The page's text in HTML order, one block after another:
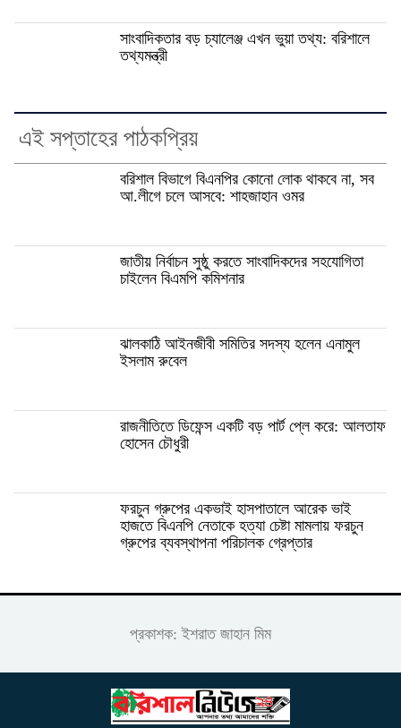
সাংবাদিকতার বড় চ্যালেঞ্জ এখন ভুয়া তথ্য: বরিশালে
তথ্যমন্ত্রী
এই সপ্তাহের পাঠকপ্রিয়
বরিশাল বিভাগে বিএনপির কোনো লোক থাকবে না, সব
আ.লীগে চলে আসবে: শাহজাহান ওমর
জাতীয় নির্বাচন সুষ্ঠু করতে সাংবাদিকদের সহযোগিতা
চাইলেন বিএমপি কমিশনার
ঝালকাঠি আইনজীবী সমিতির সদস্য হলেন এনামুল
ইসলাম রুবেল
রাজনীতিতে ডিফেন্স একটি বড় পার্ট প্লে করে: আলতাফ
হোসেন চৌধুরী
ফরচুন গ্রুপের একভাই হাসপাতালে আরেক ভাই
হাজতে বিএনপি নেতাকে হত্যা চেষ্টা মামলায় ফরচুন
গ্রুপের ব্যবস্থাপনা পরিচালক গ্রেপ্তার
প্রকাশক: ইশরাত জাহান মিম